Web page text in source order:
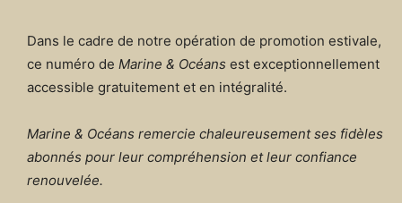
Dans le cadre de notre opération de promotion estivale,
ce numéro de Marine & Océans est exceptionnellement
accessible gratuitement et en intégralité.
Marine & Océans remercie chaleureusement ses fidèles
abonnés pour leur compréhension et leur confiance
renouvelée.